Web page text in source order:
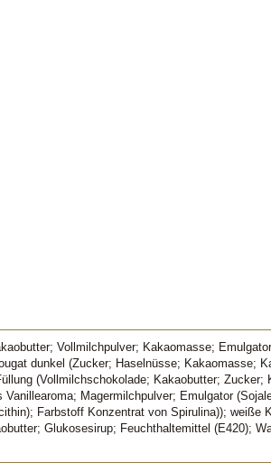
Vollmilchpulver; Kakaomasse;
dunkel (Zucker; Haselnüsse; Kakaomasse;
(Vollmilchschokolade; Kakaobutter;
Magermilchpulver; Emulgator
Farbstoff Konzentrat von Spirulina));
Glukosesirup; Feuchthaltemittel (E420);